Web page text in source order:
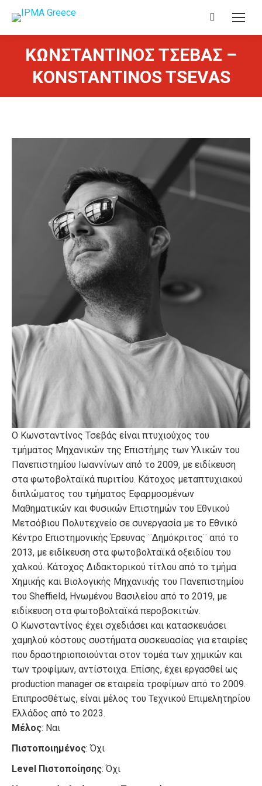
Search:
ΚΩΝΣΤΑΝΤΙΝΟΣ ΤΣΕΒΑΣ –
KONSTANTINOS TSEVAS
Ο Κωνσταντίνος Τσεβάς είναι πτυχιούχος του
τμήματος Μηχανικών της Επιστήμης των Υλικών του
Πανεπιστημίου Ιωαννίνων από το 2009, με ειδίκευση
στα φωτοβολταϊκά πυριτίου. Κάτοχος μεταπτυχιακού
διπλώματος του τμήματος Εφαρμοσμένων
Μαθηματικών και Φυσικών Επιστημών του Εθνικού
Μετσόβιου Πολυτεχνείο σε συνεργασία με το Εθνικό
Κέντρο Επιστημονικής Έρευνας ¨Δημόκριτος¨ από το
2013, με ειδίκευση στα φωτοβολταϊκά οξειδίου του
χαλκού. Κάτοχος Διδακτορικού τίτλου από το τμήμα
Χημικής και Βιολογικής Μηχανικής του Πανεπιστημίου
του Sheffield, Ηνωμένου Βασιλείου από το 2019, με
ειδίκευση στα φωτοβολταϊκά περοβσκιτών.
Ο Κωνσταντίνος έχει σχεδιάσει και κατασκευάσει
χαμηλού κόστους συστήματα συσκευασίας για εταιρίες
που δραστηριοποιούνται στον τομέα των χημικών και
των τροφίμων, αντίστοιχα. Επίσης, έχει εργασθεί ως
production manager σε εταιρεία τροφίμων από το 2009.
Επιπροσθέτως, είναι μέλος του Τεχνικού Επιμελητηρίου
Ελλάδος από το 2023.
Μέλος: Ναι
Πιστοποιημένος: Όχι
Level Πιστοποίησης: Όχι